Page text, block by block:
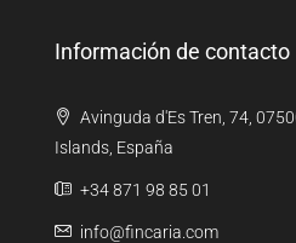
Información de contacto
Avinguda d'Es Tren, 74,
Islands, España
+34 871 98 85 01
info@fincaria.com